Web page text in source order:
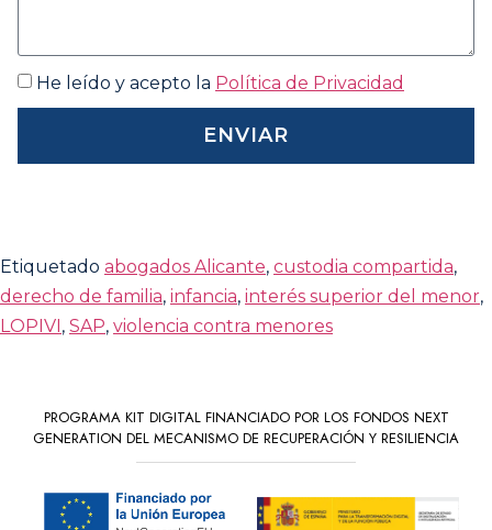
He leído y acepto la Política de Privacidad
ENVIAR
Etiquetado abogados Alicante, custodia compartida,
derecho de familia, infancia, interés superior del menor,
LOPIVI, SAP, violencia contra menores
PROGRAMA KIT DIGITAL FINANCIADO POR LOS FONDOS NEXT
GENERATION DEL MECANISMO DE RECUPERACIÓN Y RESILIENCIA